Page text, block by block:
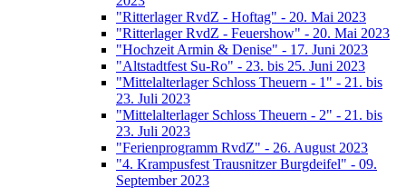
"Ritterlager RvdZ - Hoftag" - 20. Mai 2023
"Ritterlager RvdZ - Feuershow" - 20. Mai 2023
"Hochzeit Armin & Denise" - 17. Juni 2023
"Altstadtfest Su-Ro" - 23. bis 25. Juni 2023
"Mittelalterlager Schloss Theuern - 1" - 21. bis
23. Juli 2023
"Mittelalterlager Schloss Theuern - 2" - 21. bis
23. Juli 2023
"Ferienprogramm RvdZ" - 26. August 2023
"4. Krampusfest Trausnitzer Burgdeifel" - 09.
September 2023